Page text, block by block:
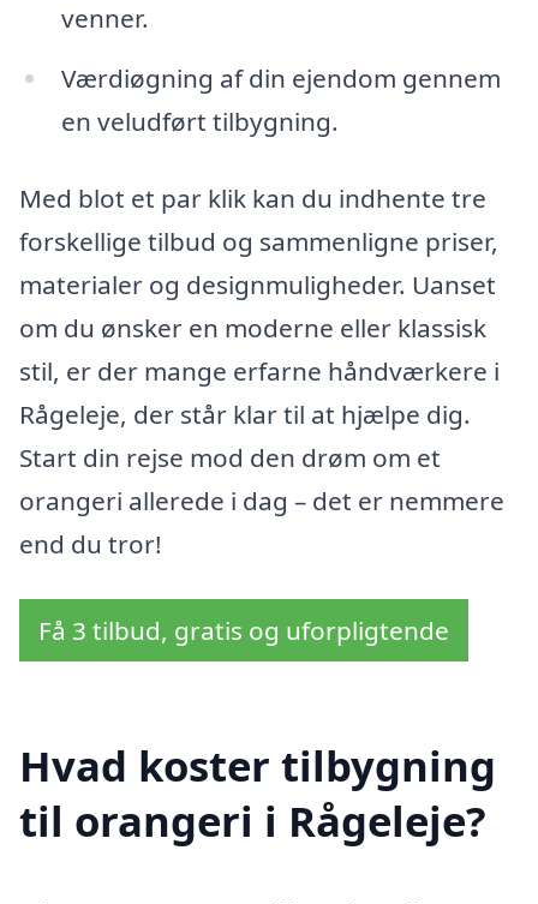
venner.
Værdiøgning af din ejendom gennem
en veludført tilbygning.
Med blot et par klik kan du indhente tre
forskellige tilbud og sammenligne priser,
materialer og designmuligheder. Uanset
om du ønsker en moderne eller klassisk
stil, er der mange erfarne håndværkere i
Rågeleje, der står klar til at hjælpe dig.
Start din rejse mod den drøm om et
orangeri allerede i dag – det er nemmere
end du tror!
Få 3 tilbud, gratis og uforpligtende
Hvad koster tilbygning
til orangeri i Rågeleje?